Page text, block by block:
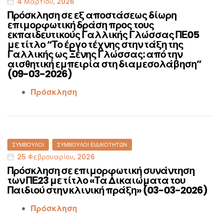
Πρόσκληση σε εξ αποστάσεως δίωρη
επιμορφωτική δράση προς τους
εκπαιδευτικούς Γαλλικής Γλώσσας ΠΕ05
με τίτλο “Το έργο τέχνης στην τάξη της
Γαλλικής ως Ξένης Γλώσσας: από την
αισθητική εμπειρία στη διαμεσολάβηση”
(09-03-2026)
Πρόσκληση
Categories
ΣΎΜΒΟΥΛΟΙ ΣΎΜΒΟΥΛΟΙ ΕΙΔΙΚΟΤΉΤΩΝ
25 Φεβρουαρίου, 2026
Πρόσκληση σε επιμορφωτική συνάντηση
των ΠΕ23 με τίτλο «Τα Δικαιώματα του
Παιδιού στην κλινική πράξη» (03-03-2026)
Πρόσκληση